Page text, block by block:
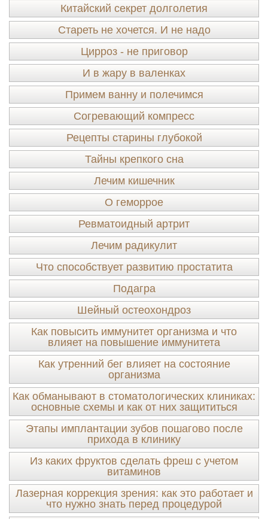
Китайский секрет долголетия
Стареть не хочется. И не надо
Цирроз - не приговор
И в жару в валенках
Примем ванну и полечимся
Согревающий компресс
Рецепты старины глубокой
Тайны крепкого сна
Лечим кишечник
О геморрое
Ревматоидный артрит
Лечим радикулит
Что способствует развитию простатита
Подагра
Шейный остеохондроз
Как повысить иммунитет организма и что
влияет на повышение иммунитета
Как утренний бег влияет на состояние
организма
Как обманывают в стоматологических клиниках:
основные схемы и как от них защититься
Этапы имплантации зубов пошагово после
прихода в клинику
Из каких фруктов сделать фреш с учетом
витаминов
Лазерная коррекция зрения: как это работает и
что нужно знать перед процедурой